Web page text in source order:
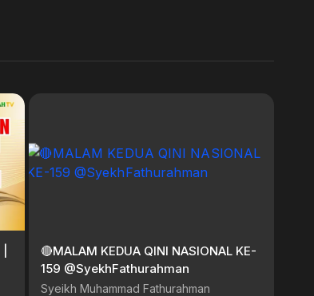
🔴MALAM KEDUA QINI NASIONAL KE-
159 @SyekhFathurahman
Syeikh Muhammad Fathurahman